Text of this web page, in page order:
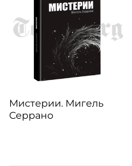
Мистерии. Мигель
Серрано